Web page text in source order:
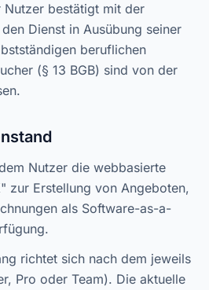
Nutzer bestätigt mit der
Dienst in Ausübung seiner
beruflichen
(§ 13 BGB) sind von der
Nutzer die webbasierte
zur Erstellung von Angeboten,
als Software-as-a-
richtet sich nach dem jeweils
Pro oder Team). Die aktuelle